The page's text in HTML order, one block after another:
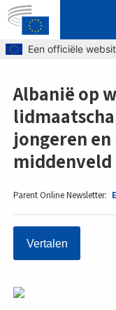
Skip to main content
Een officiële
Albanië op
jongeren
middenveld
Parent Online Newsletter
Vertalen